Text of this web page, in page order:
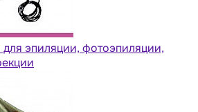
эпиляции, фотоэпиляции,